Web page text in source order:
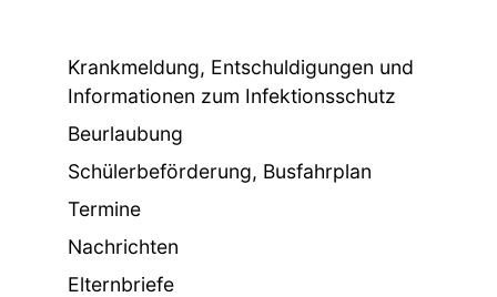
Krankmeldung, Entschuldigungen und
Informationen zum Infektionsschutz
Beurlaubung
Schülerbeförderung, Busfahrplan
Termine
Nachrichten
Elternbriefe